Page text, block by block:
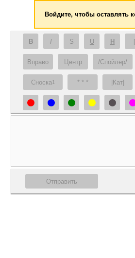
Войдите, чтобы оставлять
B I S U H
Вправо Центр /Спойлер/
Сноска1 * * * |Кат|